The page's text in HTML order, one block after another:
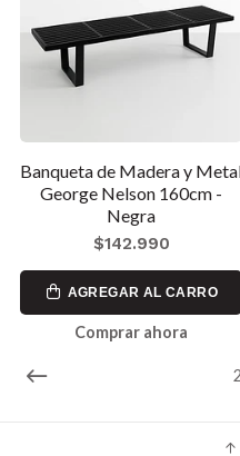
2
Banqueta de Madera y
George Nelson 160cm -
Negra
$142.990
AGREGAR AL CARRO
Comprar ahora